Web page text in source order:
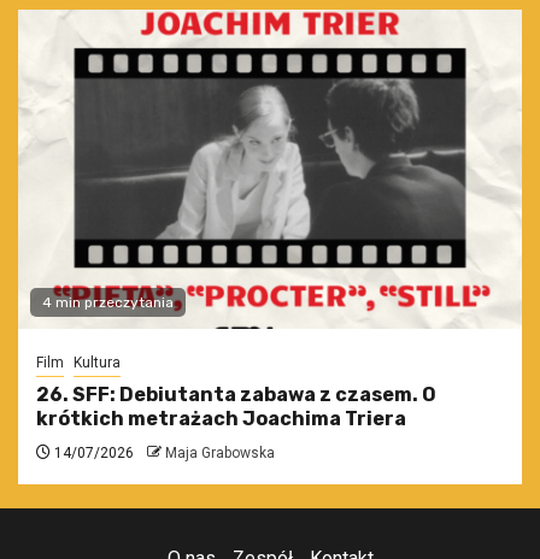
4 min przeczytania
Film Kultura
26. SFF: Debiutanta zabawa z czasem. O
krótkich metrażach Joachima Triera
14/07/2026 Maja Grabowska